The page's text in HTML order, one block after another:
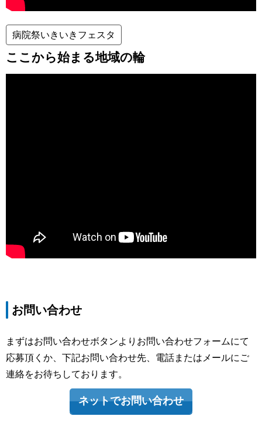
病院祭いきいきフェスタ
ここから始まる地域の輪
お問い合わせ
まずはお問い合わせボタンよりお問い合わせフォームにて
応募頂くか、下記お問い合わせ先、電話またはメールにご
連絡をお待ちしております。
ネットでお問い合わせ